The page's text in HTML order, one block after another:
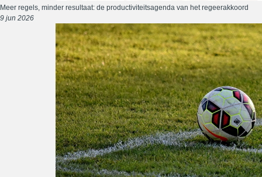
Meer regels, minder resultaat: de productiviteitsagenda van het regeerakkoord
9 jun 2026